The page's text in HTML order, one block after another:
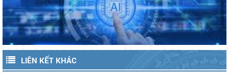
LIÊN KẾT KHÁC